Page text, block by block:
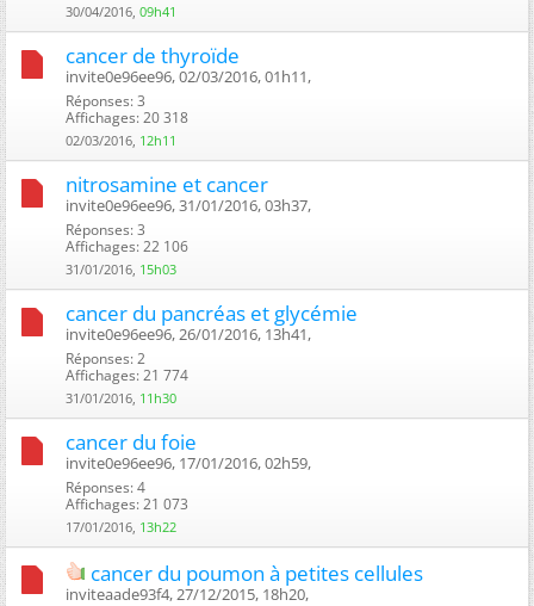
30/04/2016, 09h41
cancer de thyroïde
invite0e96ee96, 02/03/2016, 01h11, ‎
Réponses: 3
Affichages: 20 318
02/03/2016, 12h11
nitrosamine et cancer
invite0e96ee96, 31/01/2016, 03h37, ‎
Réponses: 3
Affichages: 22 106
31/01/2016, 15h03
cancer du pancréas et glycémie
invite0e96ee96, 26/01/2016, 13h41, ‎
Réponses: 2
Affichages: 21 774
31/01/2016, 11h30
cancer du foie
invite0e96ee96, 17/01/2016, 02h59, ‎
Réponses: 4
Affichages: 21 073
17/01/2016, 13h22
cancer du poumon à petites cellules
inviteaade93f4, 27/12/2015, 18h20, ‎